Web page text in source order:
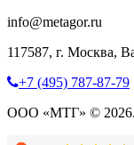
info@metagor.ru
117587, г. Москва,
+7 (495) 787-87-79
ООО «МТГ» © 2026.